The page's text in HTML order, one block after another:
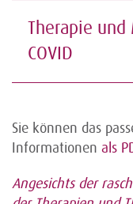
Therapie und
COVID
Sie können das
Informationen als
Angesichts der